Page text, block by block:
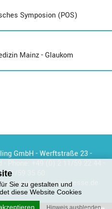
Symposion (POS)
Mainz - Glaukom
GmbH - Werftstraße 23 -
11/59 35 60
www.congresse.de
Sie zu gestalten und
diese Website Cookies
Hinweis ausblenden